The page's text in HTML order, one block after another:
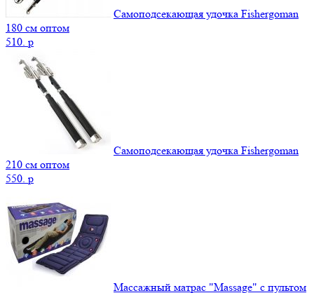
Самоподсекающая удочка Fishergoman
180 см оптом
510. p
Самоподсекающая удочка Fishergoman
210 см оптом
550. p
Массажный матрас "Massage" с пультом